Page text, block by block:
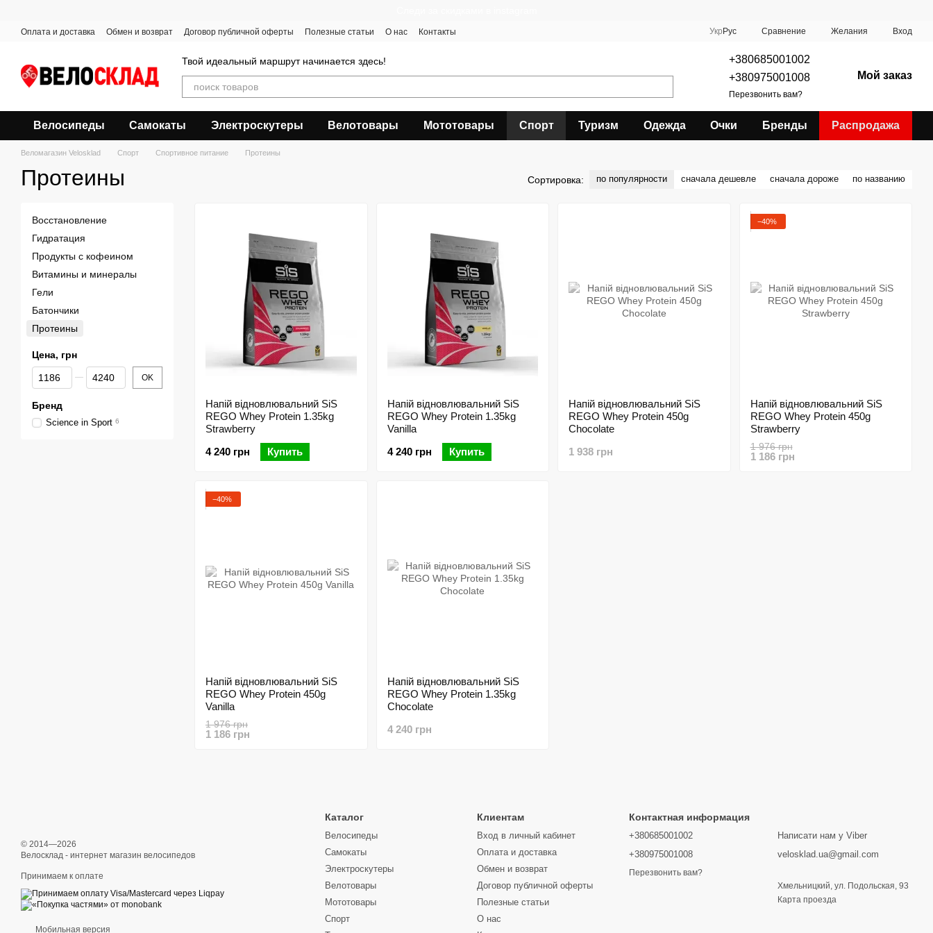
Оплата и доставка Обмен и возврат Договор публичной оферты Полезные статьи О нас Контакты Укр Рус Сравнение Желания Вход
Твой идеальный маршрут начинается здесь!
+380685001002
+380975001008
Перезвонить вам?
Мой заказ
Велосипеды Самокаты Электроскутеры Велотовары Мототовары Спорт Туризм Одежда Очки Бренды Распродажа
Веломагазин Velosklad Спорт Спортивное питание Протеины
Протеины Сортировка: по популярности сначала дешевле сначала дороже по названию
Напій відновлювальний SіS
REGO Whey Protein 1.35kg
Strawberry
4 240 грн
Купить
Напій відновлювальний SіS
REGO Whey Protein 1.35kg
Vanilla
4 240 грн
Купить
Напій відновлювальний SіS
REGO Whey Protein 450g
Chocolate
1 938 грн
−40%
Напій відновлювальний SіS
REGO Whey Protein 450g
Strawberry
1 976 грн
1 186 грн
−40%
Напій відновлювальний SіS
REGO Whey Protein 450g
Vanilla
1 976 грн
1 186 грн
Напій відновлювальний SіS
REGO Whey Protein 1.35kg
Chocolate
4 240 грн
Восстановление
Гидратация
Продукты с кофеином
Витамины и минералы
Гели
Батончики
Протеины
Цена, грн
От Цена, грн
До Цена, грн OK
Бренд
Science in Sport 6
© 2014—2026
Велосклад - интернет магазин велосипедов
Принимаем к оплате
Мобильная версия
Каталог
Велосипеды
Самокаты
Электроскутеры
Велотовары
Мототовары
Спорт
Клиентам
Вход в личный кабинет
Оплата и доставка
Обмен и возврат
Договор публичной оферты
Полезные статьи
О нас
Контактная информация
+380685001002
+380975001008
Перезвонить вам?
Написати нам у Viber
velosklad.ua@gmail.com
Хмельницкий, ул. Подольская, 93
Карта проезда